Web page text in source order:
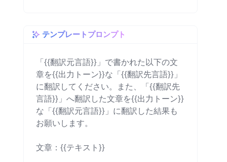
テンプレートプロンプト
「{{翻訳元言語}}」で書かれた以下の文
章を{{出力トーン}}な「{{翻訳先言語}}」
に翻訳してください。また、「{{翻訳先
言語}}」へ翻訳した文章を{{出力トーン}}
な「{{翻訳元言語}}」に翻訳した結果も
お願いします。
文章：{{テキスト}}